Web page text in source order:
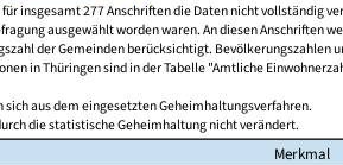
insgesamt 277 Anschriften die Daten nicht vollständig
ausgewählt worden waren. An diesen Anschriften
der Gemeinden berücksichtigt. Bevölkerungszahlen
in Thüringen sind in der Tabelle "Amtliche
aus dem eingesetzten Geheimhaltungsverfahren.
die statistische Geheimhaltung nicht verändert.
Merkmal